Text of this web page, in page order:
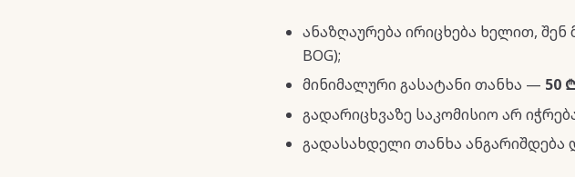
ანაზღაურება ირიცხება ხელით, შენ
BOG);
მინიმალური გასატანი თანხა — 50 ₾
გადარიცხვაზე საკომისიო არ
გადასახდელი თანხა ანგარიშდება